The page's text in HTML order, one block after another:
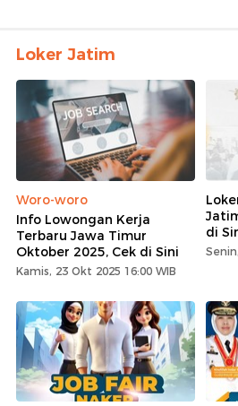
Loker Jatim
Woro-woro
Info Lowongan Kerja
Terbaru Jawa Timur
Oktober 2025, Cek di Sini
Kamis, 23 Okt 2025 16:00 WIB
di